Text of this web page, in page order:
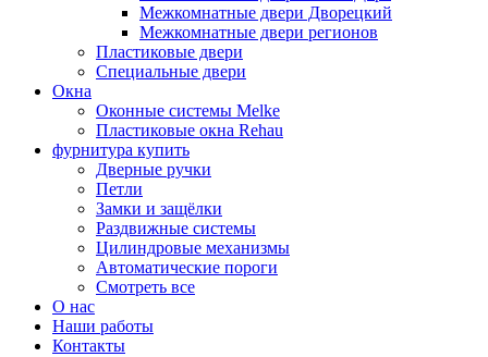
Межкомнатные двери Дворецкий
Межкомнатные двери регионов
Пластиковые двери
Специальные двери
Окна
Оконные системы Melke
Пластиковые окна Rehau
фурнитура купить
Дверные ручки
Петли
Замки и защёлки
Раздвижные системы
Цилиндровые механизмы
Автоматические пороги
Смотреть все
О нас
Наши работы
Контакты